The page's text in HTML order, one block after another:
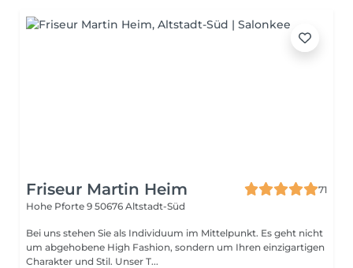
Friseur Martin Heim
71
Hohe Pforte 9 50676 Altstadt-Süd
Bei uns stehen Sie als Individuum im Mittelpunkt. Es geht nicht
um abgehobene High Fashion, sondern um Ihren einzigartigen
Charakter und Stil. Unser T...